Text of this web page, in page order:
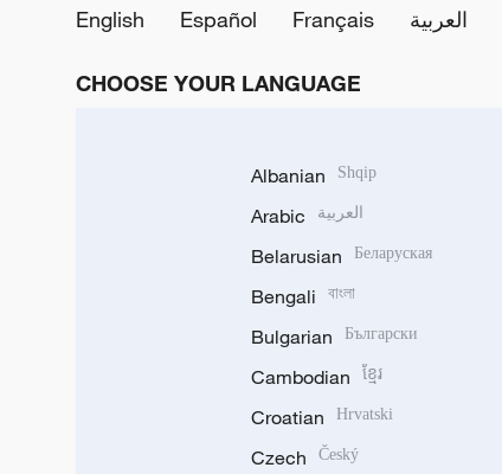
English
Español Français العربية
CHOOSE YOUR LANGUAGE
Albanian Shqip
Arabic العربية
Belarusian Беларуская
Bengali বাংলা
Bulgarian Български
Cambodian ខ្មែរ
Croatian Hrvatski
Czech Český